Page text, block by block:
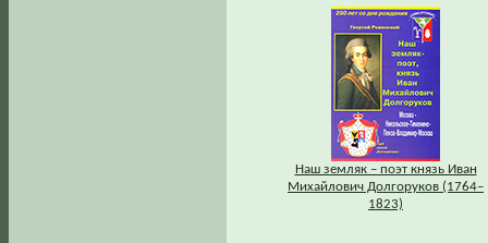
Наш земляк – поэт князь Иван
Михайлович Долгоруков (1764–
1823)